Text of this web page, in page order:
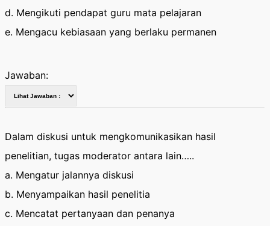
d. Mengikuti pendapat guru mata pelajaran
e. Mengacu kebiasaan yang berlaku permanen
Jawaban:
Dalam diskusi untuk mengkomunikasikan hasil
penelitian, tugas moderator antara lain…..
a. Mengatur jalannya diskusi
b. Menyampaikan hasil penelitia
c. Mencatat pertanyaan dan penanya